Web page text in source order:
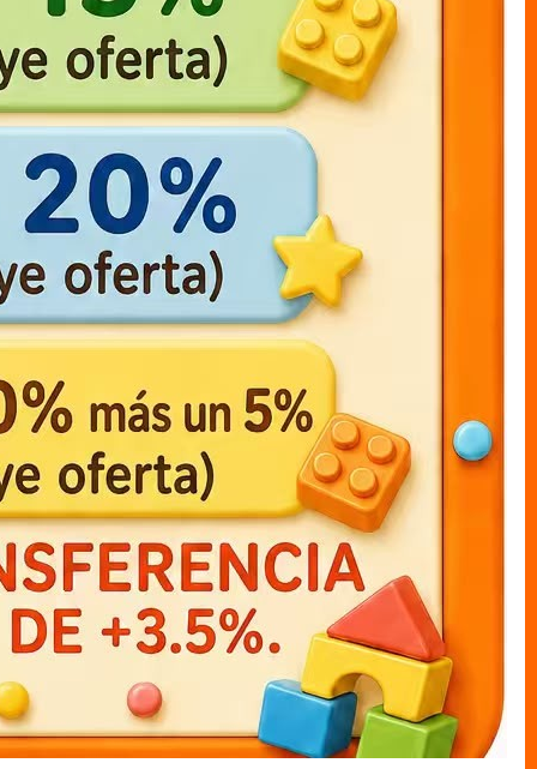
one piece LUFFY bolsa 17cm
MUNECO S/CAJAS bolsa
muneco bolsal LUFFY x1
20cm
MUNECO S/CAJAS bolsa
muneco cajas LUFFY c/capa
MUNECO C/CAJAS
muneco cajas mi heroe
academia katsuki12cm
MUNECO C/CAJAS